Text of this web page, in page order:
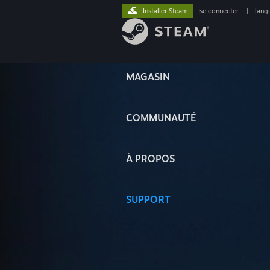
MAGASIN
COMMUNAUTÉ
À PROPOS
SUPPORT
Installer Steam se connecter